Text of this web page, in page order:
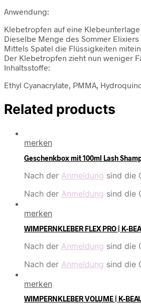
Anwendung:
Klebetropfen auf eine Klebeunterlage
Dieselbe Menge des Sommer
Mittels Spatel die Flüssigkeiten
Der Klebetropfen zieht nun weniger
Inhaltsstoffe:
Ethyl Cyanacrylate, PMMA,
Related products
merken
Geschenkbox mit 100ml Lash
Nach der Anmeldung sind die
Nach der Anmeldung sind die
merken
WIMPERNKLEBER FLEX PRO | K-
Nach der Anmeldung sind die
Nach der Anmeldung sind die
merken
WIMPERNKLEBER VOLUME | K-